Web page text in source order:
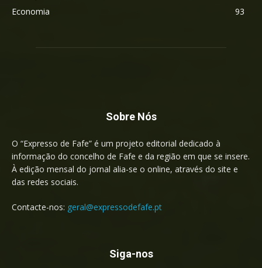
Economia
93
Sobre Nós
O “Expresso de Fafe” é um projeto editorial dedicado à
informação do concelho de Fafe e da região em que se insere.
À edição mensal do jornal alia-se o online, através do site e
das redes sociais.
Contacte-nos: geral@expressodefafe.pt
Siga-nos